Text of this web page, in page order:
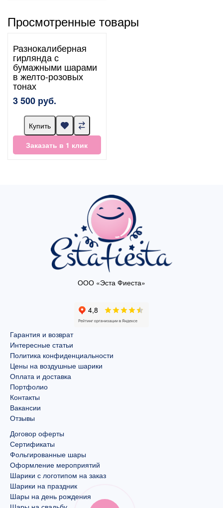
Просмотренные товары
Разнокалиберная
гирлянда с
бумажными шарами
в желто-розовых
тонах
3 500 руб.
Купить
Заказать в 1 клик
ООО «Эста Фиеста»
Гарантия и возврат
Интересные статьи
Политика конфиденциальности
Цены на воздушные шарики
Оплата и доставка
Портфолио
Контакты
Вакансии
Отзывы
Договор оферты
Сертификаты
Фольгированные шары
Оформление мероприятий
Шарики с логотипом на заказ
Шарики на праздник
Шары на день рождения